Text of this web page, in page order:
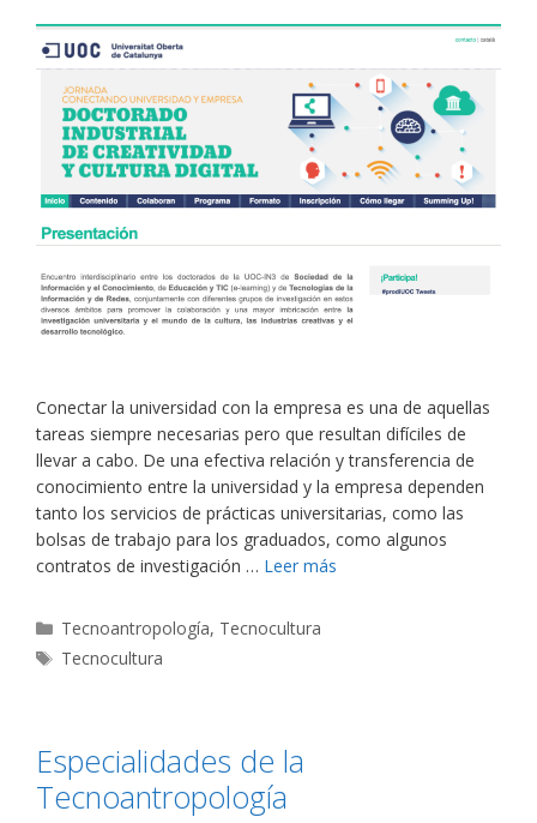
Conectar la universidad con la empresa es una de aquellas
tareas siempre necesarias pero que resultan difíciles de
llevar a cabo. De una efectiva relación y transferencia de
conocimiento entre la universidad y la empresa dependen
tanto los servicios de prácticas universitarias, como las
bolsas de trabajo para los graduados, como algunos
contratos de investigación … Leer más
Categorías
Tecnoantropología, Tecnocultura
Etiquetas
Tecnocultura
Especialidades de la
Tecnoantropología